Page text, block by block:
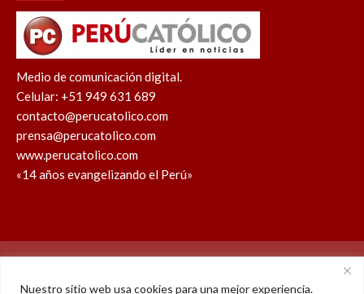
Nuestro sitio web usa cookies para una mejor experiencia.
Medio de comunicación digital.
Celular: +51 949 631 689
contacto@perucatolico.com
prensa@perucatolico.com
www.perucatolico.com
«14 años evangelizando el Perú»